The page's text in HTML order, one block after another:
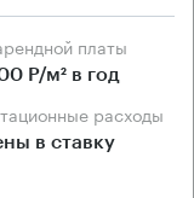
платы
Р/м² в год
расходы
в ставку